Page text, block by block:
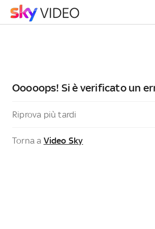
Ooooops! Si è verificato un
Riprova più tardi
Torna a Video Sky